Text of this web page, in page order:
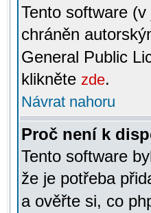
Tento software
chráněn
General Public
klikněte zde.
Návrat nahoru
Proč není k
Tento software
že je potřeba
a ověřte si, co